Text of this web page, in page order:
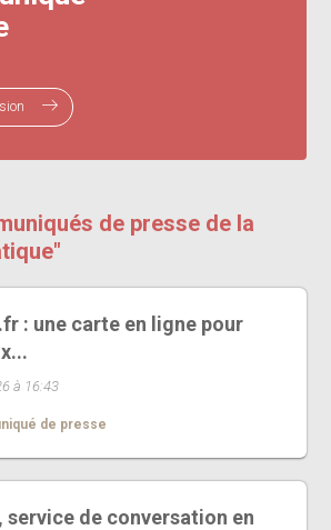
de presse de la
: une carte en ligne pour
à 16:43
de presse
service de conversation en